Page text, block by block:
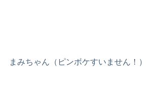
まみちゃん（ピンボケすいません！）